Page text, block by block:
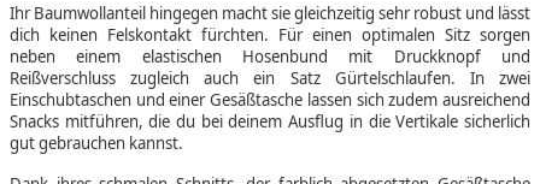
Ihr Baumwollanteil hingegen macht sie gleichzeitig sehr robust und lässt
dich keinen Felskontakt fürchten. Für einen optimalen Sitz sorgen
neben einem elastischen Hosenbund mit Druckknopf und
Reißverschluss zugleich auch ein Satz Gürtelschlaufen. In zwei
Einschubtaschen und einer Gesäßtasche lassen sich zudem ausreichend
Snacks mitführen, die du bei deinem Ausflug in die Vertikale sicherlich
gut gebrauchen kannst.